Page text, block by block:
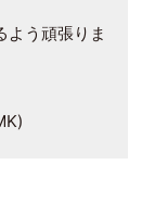
よう頑張りま